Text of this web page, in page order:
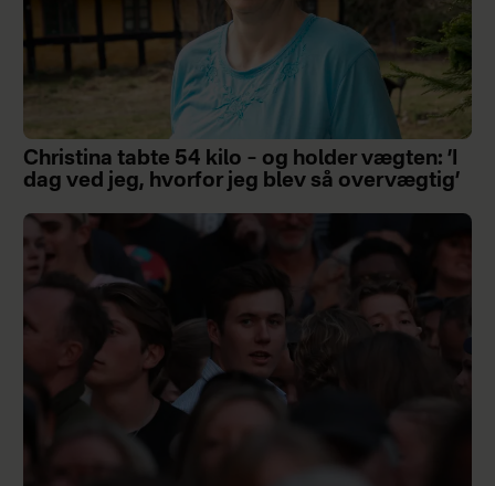
Christina tabte 54 kilo – og holder vægten: ’I
dag ved jeg, hvorfor jeg blev så overvægtig’